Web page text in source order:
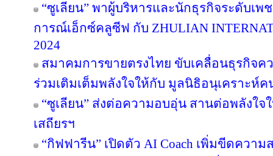
“ซูเลียน” พาผู้บริหารและนักธุรกิจระดับเ
การณ์เอ็กซ์คลูซีฟ กับ ZHULIAN
2024
สมาคมการขายตรงไทย ขับเคลื่อนธุรกิจ
ร่วมเติมเต็มพลังใจให้กับ มูลนิธิอนุเคราะห์ค
“ซูเลียน” ส่งต่อความอบอุ่น สานต่อพลังใจใ
เสถียรฯ
“กิฟฟารีน” เปิดตัว AI Coach เพิ่มขีดควา